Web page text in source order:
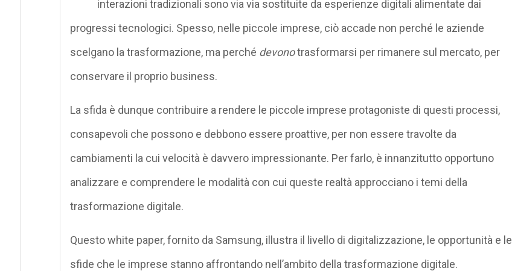
interazioni tradizionali sono via via sostituite da esperienze digitali alimentate dai
progressi tecnologici. Spesso, nelle piccole imprese, ciò accade non perché le aziende
scelgano la trasformazione, ma perché devonotrasformarsi per rimanere sul mercato, per
conservare il proprio business.
La sfida è dunque contribuire a rendere le piccole imprese protagoniste di questi processi,
consapevoli che possono e debbono essere proattive, per non essere travolte da
cambiamenti la cui velocità è davvero impressionante. Per farlo, è innanzitutto opportuno
analizzare e comprendere le modalità con cui queste realtà approcciano i temi della
trasformazione digitale.
Questo white paper, fornito da Samsung, illustra il livello di digitalizzazione, le opportunità e le
sfide che le imprese stanno affrontando nell’ambito della trasformazione digitale.